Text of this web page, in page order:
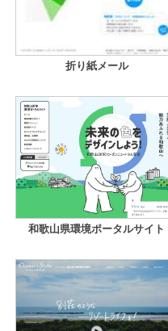
折り紙メール
和歌山県環境ポータルサイト